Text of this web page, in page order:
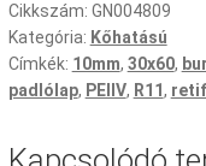
Cikkszám: GN004809
Kategória: Kőhatású
Címkék: 10mm, 30x60,
padlólap, PEIIV, R11,